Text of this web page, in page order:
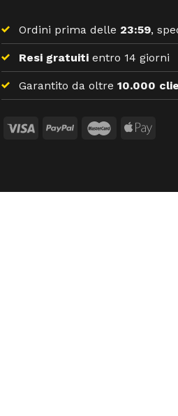
Ordini prima delle 23:59,
Resi gratuitientro 14 giorni
Garantito da oltre 10.000